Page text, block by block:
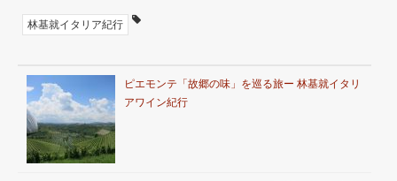
林基就イタリア紀行
ピエモンテ「故郷の味」を巡る旅ー 林基就イタリ
アワイン紀行